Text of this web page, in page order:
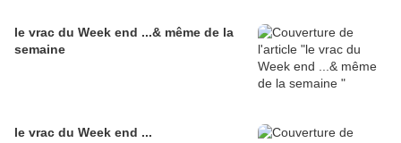
le vrac du Week end ...& même de la
semaine
le vrac du Week end ...